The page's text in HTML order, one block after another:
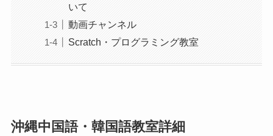
いて
動画チャンネル
Scratch・プログラミング教室
沖縄中国語・韓国語教室詳細